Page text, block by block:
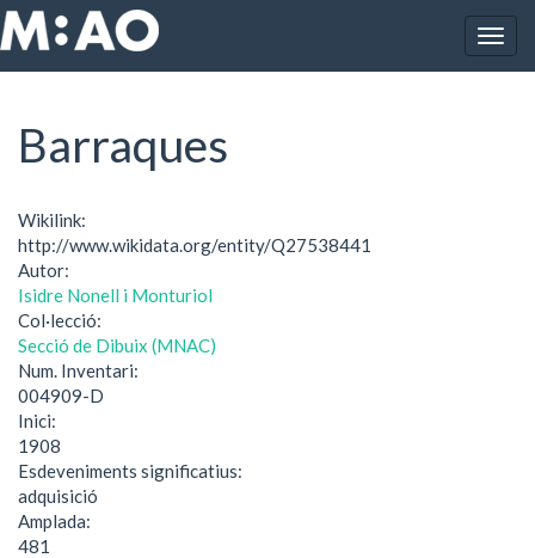
Vés al contingut
Inici Barraques
Barraques
Wikilink:
http://www.wikidata.org/entity/Q27538441
Autor:
Isidre Nonell i Monturiol
Col·lecció:
Secció de Dibuix (MNAC)
Num. Inventari:
004909-D
Inici:
1908
Esdeveniments significatius:
adquisició
Amplada:
481